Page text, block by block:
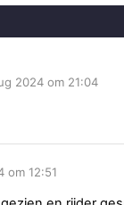
2024 om 21:04
om 12:51